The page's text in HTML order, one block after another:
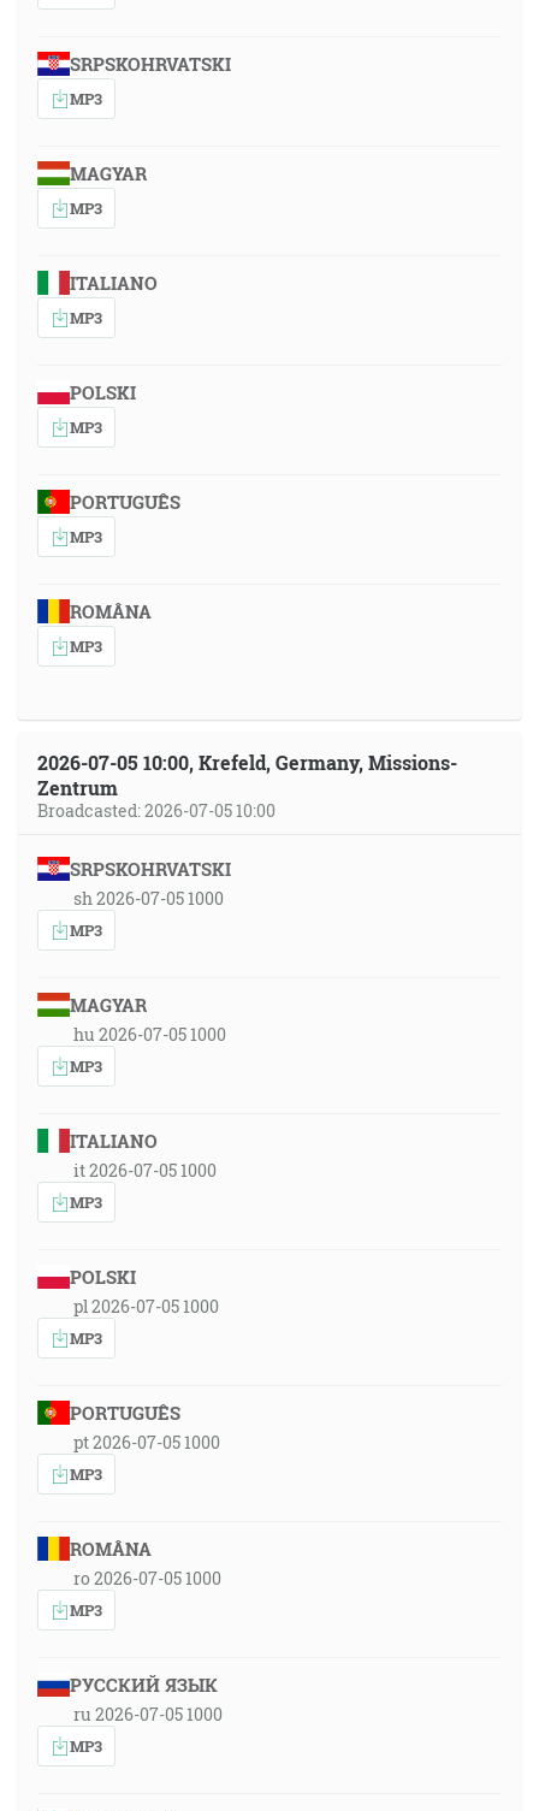
SRPSKOHRVATSKI
MP3
MAGYAR
MP3
ITALIANO
MP3
POLSKI
MP3
PORTUGUÊS
MP3
ROMÂNA
MP3
2026-07-05 10:00, Krefeld, Germany, Missions-
Zentrum
Broadcasted: 2026-07-05 10:00
SRPSKOHRVATSKI
sh 2026-07-05 1000
MP3
MAGYAR
hu 2026-07-05 1000
MP3
ITALIANO
it 2026-07-05 1000
MP3
POLSKI
pl 2026-07-05 1000
MP3
PORTUGUÊS
pt 2026-07-05 1000
MP3
ROMÂNA
ro 2026-07-05 1000
MP3
РУССКИЙ ЯЗЫК
ru 2026-07-05 1000
MP3